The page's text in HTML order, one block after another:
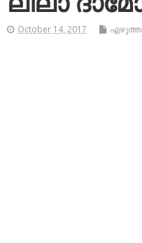
October 14, 2017